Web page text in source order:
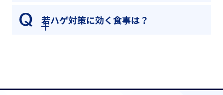
若ハゲ対策に効く食事は？